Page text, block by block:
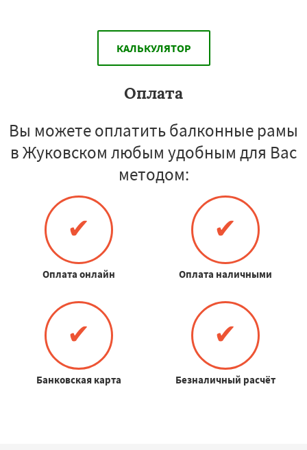
КАЛЬКУЛЯТОР
Оплата
Вы можете оплатить балконные рамы
в Жуковском любым удобным для Вас
методом:
✔
Оплата онлайн
✔
Оплата наличными
✔
Банковская карта
✔
Безналичный расчёт